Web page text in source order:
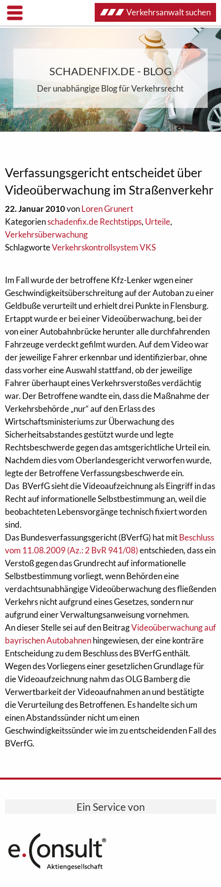
SCHADENFIX.DE - BLOG
Der unabhängige Blog für Verkehrsrecht
Verfassungsgericht entscheidet über
Videoüberwachung im Straßenverkehr
22. Januar 2010vonLoren Grunert
Kategorienschadenfix.de Rechtstipps, Urteile,
Verkehrsüberwachung
SchlagworteVerkehrskontrollsystem VKS
Im Fall wurde der betroffene Kfz-Lenker wgen einer
Geschwindigkeitsüberschreitung auf der Autoban zu einer
Geldbuße verurteilt und erhielt drei Punkte in Flensburg.
Ertappt wurde er bei einer Videoüberwachung, bei der
von einer Autobahnbrücke herunter alle durchfahrenden
Fahrzeuge verdeckt gefilmt wurden. Auf dem Video war
der jeweilige Fahrer erkennbar und identifizierbar, ohne
dass vorher eine Auswahl stattfand, ob der jeweilige
Fahrer überhaupt eines Verkehrsverstoßes verdächtig
war. Der Betroffene wandte ein, dass die Maßnahme der
Verkehrsbehörde „nur“ auf den Erlass des
Wirtschaftsministeriums zur Überwachung des
Sicherheitsabstandes gestützt wurde und legte
Rechtsbeschwerde gegen das amtsgerichtliche Urteil ein.
Nachdem dies vom Oberlandesgericht verworfen wurde,
legte der Betroffene Verfassungsbeschwerde ein.
Das BVerfG sieht die Videoaufzeichnung als Eingriff in das
Recht auf informationelle Selbstbestimmung an, weil die
beobachteten Lebensvorgänge technisch fixiert worden
sind.
Das Bundesverfassungsgericht (BVerfG) hat mitBeschluss
vom 11.08.2009 (Az.: 2 BvR 941/08)entschieden, dass ein
Verstoß gegen das Grundrecht auf informationelle
Selbstbestimmung vorliegt, wenn Behörden eine
verdachtsunabhängige Videoüberwachung des fließenden
Verkehrs nicht aufgrund eines Gesetzes, sondern nur
aufgrund einer Verwaltungsanweisung vornehmen.
An dieser Stelle sei auf den BeitragVideoüberwachung auf
bayrischen Autobahnenhingewiesen, der eine konträre
Entscheidung zu dem Beschluss des BVerfG enthält.
Wegen des Vorliegens einer gesetzlichen Grundlage für
die Videoaufzeichnung nahm das OLG Bamberg die
Verwertbarkeit der Videoaufnahmen an und bestätigte
die Verurteilung des Betroffenen. Es handelte sich um
einen Abstandssünder nicht um einen
Geschwindigkeitssünder wie im zu entscheidenden Fall des
BVerfG.
Ein Service von
Verkehrsanwalt suchen